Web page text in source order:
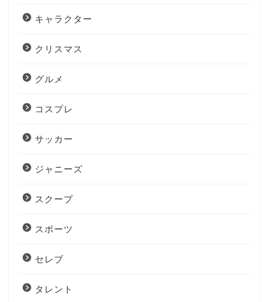
キャラクター
クリスマス
グルメ
コスプレ
サッカー
ジャニーズ
スクープ
スポーツ
セレブ
タレント